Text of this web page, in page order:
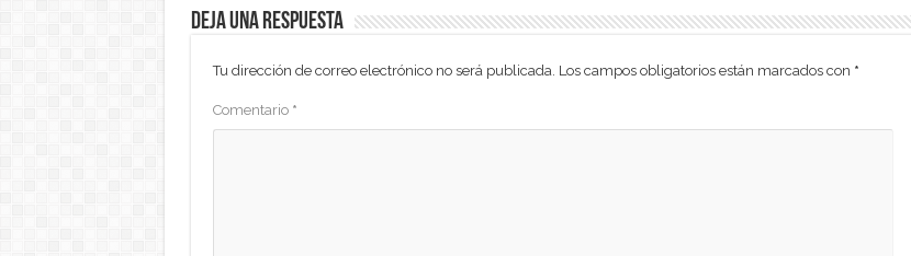
Deja una respuesta
Tu dirección de correo electrónico no será publicada. Los campos obligatorios están marcados con *
Comentario *